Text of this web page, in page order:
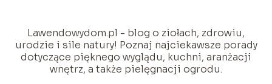
Lawendowydom.pl - blog o ziołach, zdrowiu,
urodzie i sile natury! Poznaj najciekawsze porady
dotyczące pięknego wyglądu, kuchni, aranżacji
wnętrz, a także pielęgnacji ogrodu.